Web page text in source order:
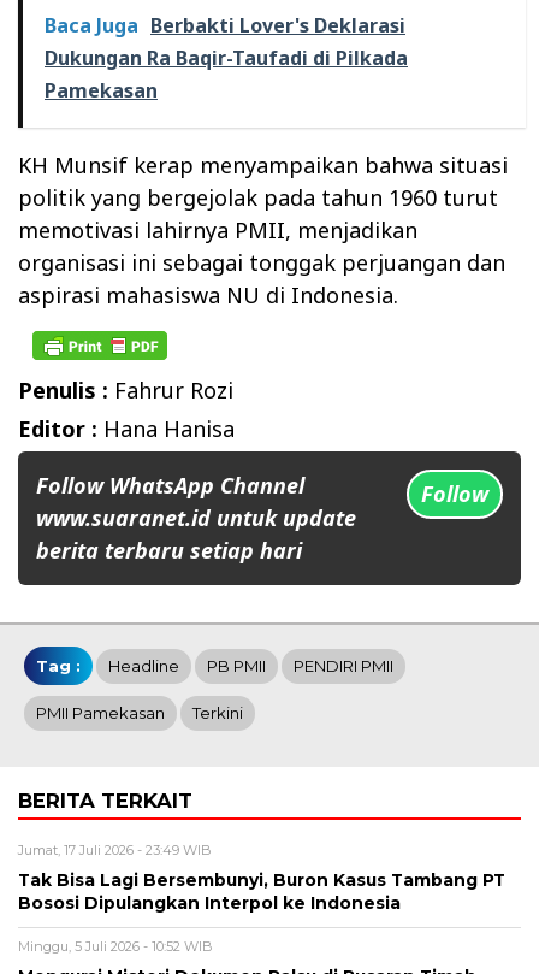
Baca Juga Berbakti Lover's Deklarasi
Dukungan Ra Baqir-Taufadi di Pilkada
Pamekasan
KH Munsif kerap menyampaikan bahwa situasi
politik yang bergejolak pada tahun 1960 turut
memotivasi lahirnya PMII, menjadikan
organisasi ini sebagai tonggak perjuangan dan
aspirasi mahasiswa NU di Indonesia.
Penulis : Fahrur Rozi
Editor : Hana Hanisa
Follow WhatsApp Channel
www.suaranet.id untuk update
berita terbaru setiap hari
Follow
Tag : Headline PB PMII PENDIRI PMII
PMII Pamekasan Terkini
BERITA TERKAIT
Jumat, 17 Juli 2026 - 23:49 WIB
Tak Bisa Lagi Bersembunyi, Buron Kasus Tambang PT
Bososi Dipulangkan Interpol ke Indonesia
Minggu, 5 Juli 2026 - 10:52 WIB